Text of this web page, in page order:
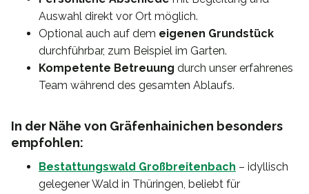
Auswahl direkt vor Ort möglich.
Optional auch auf dem eigenen Grundstück
durchführbar, zum Beispiel im Garten.
Kompetente Betreuung durch unser erfahrenes
Team während des gesamten Ablaufs.
In der Nähe von Gräfenhainichen besonders
empfohlen:
Bestattungswald Großbreitenbach – idyllisch
gelegener Wald in Thüringen, beliebt für